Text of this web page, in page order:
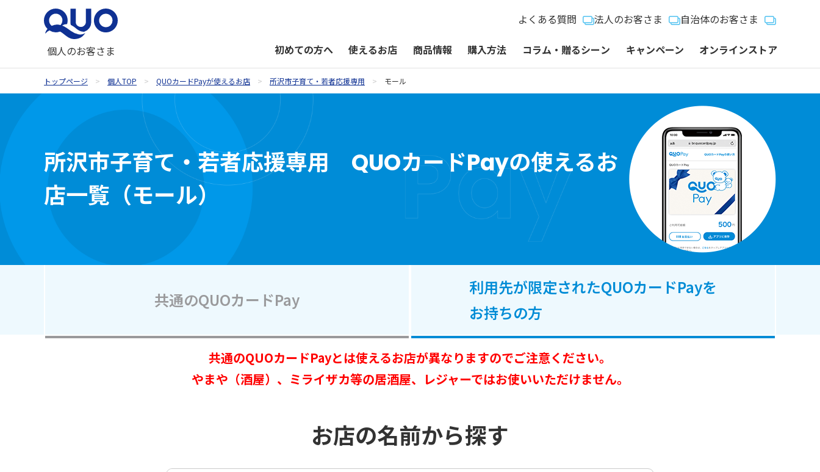
個人のお客さま 初めての方へ 使えるお店
QUOカードが使えるお店
商品情報 購入方法 コラム・贈るシーン
ギフトコラム一覧
内祝い・お祝い返し
季節のギフト
お祝い
お礼・お返し
キャンペーン オンラインストア
QUOカードオンラインストア
よくある質問 法人のお客さま 自治体のお客さま
トップページ 個人TOP QUOカードPayが使えるお店 所沢市子育て・若者応援専用 モール
所沢市子育て・若者応援専用 QUOカードPayの使えるお
店一覧（モール）
共通のQUOカードPay
利用先が限定されたQUOカードPayを
お持ちの方
共通のQUOカードPayとは使えるお店が異なりますのでご注意ください。
やまや（酒屋）、ミライザカ等の居酒屋、レジャーではお使いいただけません。
お店の名前から探す